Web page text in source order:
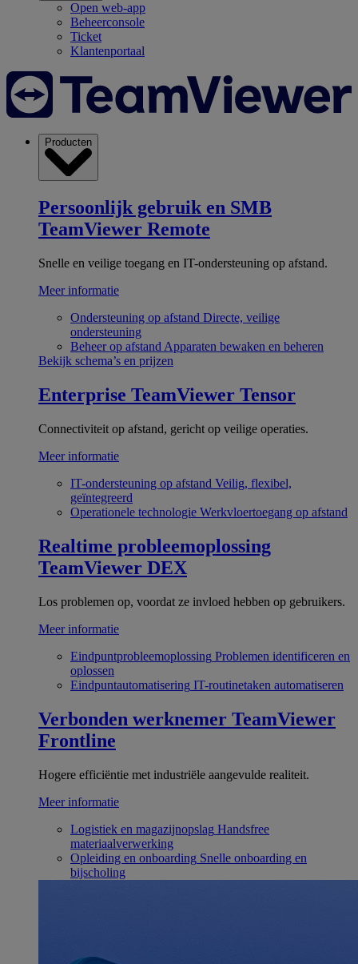
Open web-app
Beheerconsole
Ticket
Klantenportaal
Producten
Persoonlijk gebruik en SMB
TeamViewer Remote
Snelle en veilige toegang en IT-ondersteuning op afstand.
Meer informatie
Ondersteuning op afstand Directe, veilige
ondersteuning
Beheer op afstand Apparaten bewaken en beheren
Bekijk schema’s en prijzen
Enterprise TeamViewer Tensor
Connectiviteit op afstand, gericht op veilige operaties.
Meer informatie
IT-ondersteuning op afstand Veilig, flexibel,
geïntegreerd
Operationele technologie Werkvloertoegang op afstand
Realtime probleemoplossing
TeamViewer DEX
Los problemen op, voordat ze invloed hebben op gebruikers.
Meer informatie
Eindpuntprobleemoplossing Problemen identificeren en
oplossen
Eindpuntautomatisering IT-routinetaken automatiseren
Verbonden werknemer TeamViewer
Frontline
Hogere efficiëntie met industriële aangevulde realiteit.
Meer informatie
Logistiek en magazijnopslag Handsfree
materiaalverwerking
Opleiding en onboarding Snelle onboarding en
bijscholing